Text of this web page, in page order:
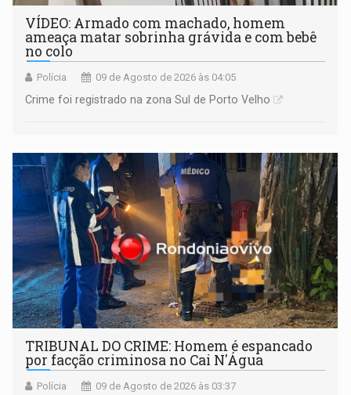
VÍDEO: Armado com machado, homem
ameaça matar sobrinha grávida e com bebê
no colo
Polícia 09 de Agosto de 2026 às 04:05
Crime foi registrado na zona Sul de Porto Velho
TRIBUNAL DO CRIME: Homem é espancado
por facção criminosa no Cai N'Água
Polícia 09 de Agosto de 2026 às 03:37